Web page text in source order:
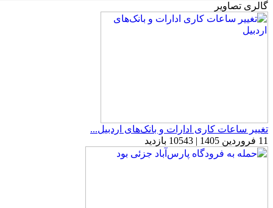
گالری تصاویر
تغییر ساعات کاری ادارات و بانک‌های اردبیل...
11 فروردین 1405 | 10543 بازدید